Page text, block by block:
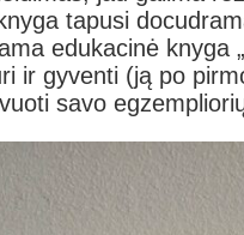
tapusi
edukacinė knyga
ir gyventi (ją po
savo